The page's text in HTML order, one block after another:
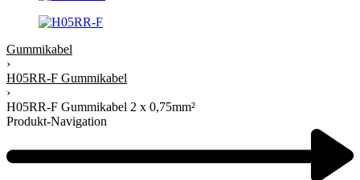
Gummikabel
›
H05RR-F Gummikabel
›
H05RR-F Gummikabel 2 x 0,75mm²
Produkt-Navigation